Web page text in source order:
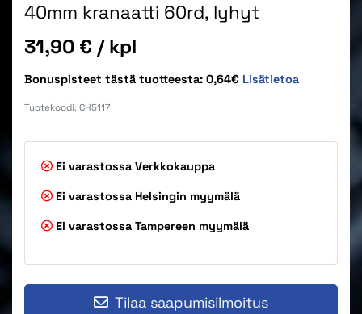
40mm kranaatti 60rd, lyhyt
Hinta
31,90 € / kpl
Bonuspisteet tästä tuotteesta: 0,64€ Lisätietoa
Tuotekoodi: CH5117
Ei varastossa Verkkokauppa
Ei varastossa Helsingin myymälä
Ei varastossa Tampereen myymälä
Tilaa saapumisilmoitus